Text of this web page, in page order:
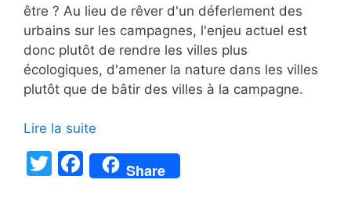
être ? Au lieu de rêver d'un déferlement des
urbains sur les campagnes, l'enjeu actuel est
donc plutôt de rendre les villes plus
écologiques, d'amener la nature dans les villes
plutôt que de bâtir des villes à la campagne.
Lire la suite
T
F
a
Share